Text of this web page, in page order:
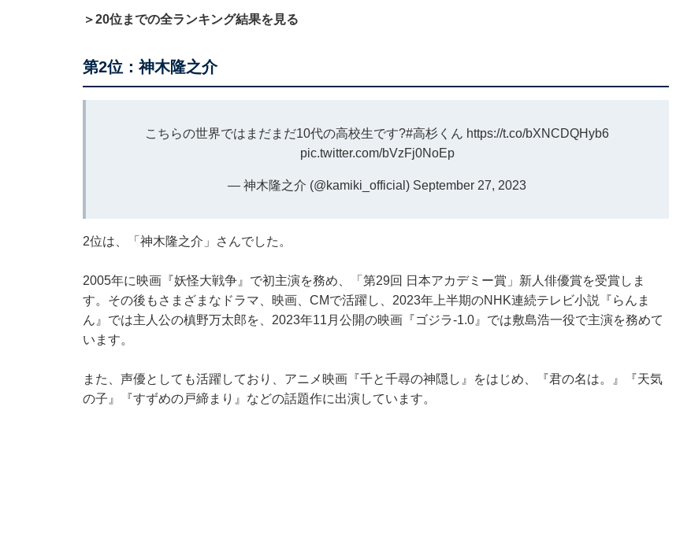
＞20位までの全ランキング結果を見る
第2位：神木隆之介
こちらの世界ではまだまだ10代の高校生です?#高杉くん https://t.co/bXNCDQHyb6
pic.twitter.com/bVzFj0NoEp
— 神木隆之介 (@kamiki_official) September 27, 2023
2位は、「神木隆之介」さんでした。
2005年に映画『妖怪大戦争』で初主演を務め、「第29回 日本アカデミー賞」新人俳優賞を受賞しま
す。その後もさまざまなドラマ、映画、CMで活躍し、2023年上半期のNHK連続テレビ小説『らんま
ん』では主人公の槙野万太郎を、2023年11月公開の映画『ゴジラ-1.0』では敷島浩一役で主演を務めて
います。
また、声優としても活躍しており、アニメ映画『千と千尋の神隠し』をはじめ、『君の名は。』『天気
の子』『すずめの戸締まり』などの話題作に出演しています。